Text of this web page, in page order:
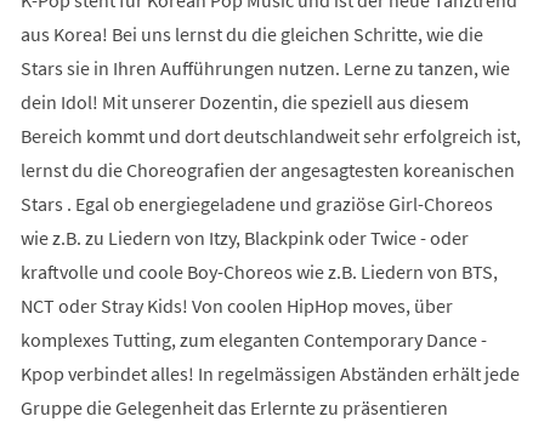
aus Korea! Bei uns lernst du die gleichen Schritte, wie die
Stars sie in Ihren Aufführungen nutzen. Lerne zu tanzen, wie
dein Idol! Mit unserer Dozentin, die speziell aus diesem
Bereich kommt und dort deutschlandweit sehr erfolgreich ist,
lernst du die Choreografien der angesagtesten koreanischen
Stars . Egal ob energiegeladene und graziöse Girl-Choreos
wie z.B. zu Liedern von Itzy, Blackpink oder Twice - oder
kraftvolle und coole Boy-Choreos wie z.B. Liedern von BTS,
NCT oder Stray Kids! Von coolen HipHop moves, über
komplexes Tutting, zum eleganten Contemporary Dance -
Kpop verbindet alles! In regelmässigen Abständen erhält jede
Gruppe die Gelegenheit das Erlernte zu präsentieren